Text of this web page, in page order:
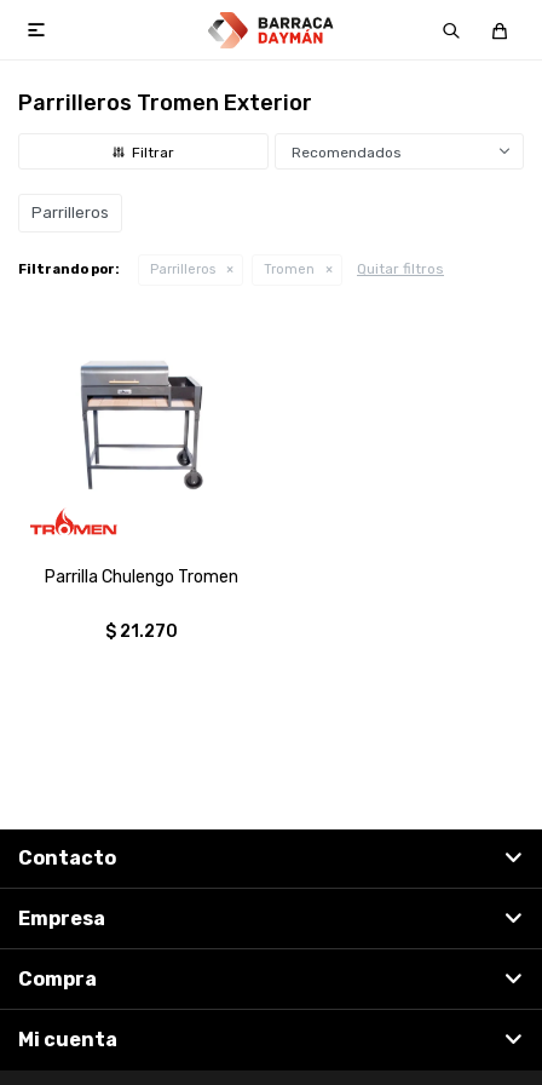

Parrilleros Tromen Exterior
Recomendados
Parrilleros
Filtrando por: Parrilleros Tromen Quitar filtros
Parrilla Chulengo Tromen
$ 21.270
Contacto
Empresa
Compra
Mi cuenta